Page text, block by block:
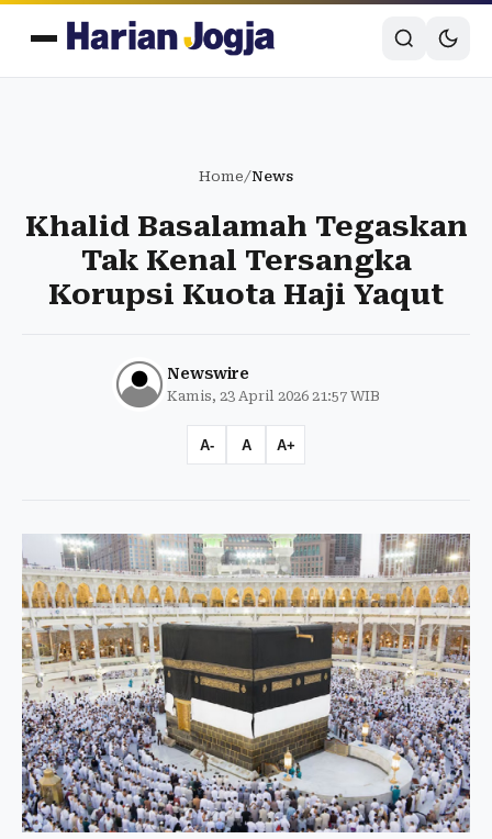
Home/News
Khalid Basalamah Tegaskan
Tak Kenal Tersangka
Korupsi Kuota Haji Yaqut
Newswire
Kamis, 23 April 2026 21:57 WIB
A- A A+